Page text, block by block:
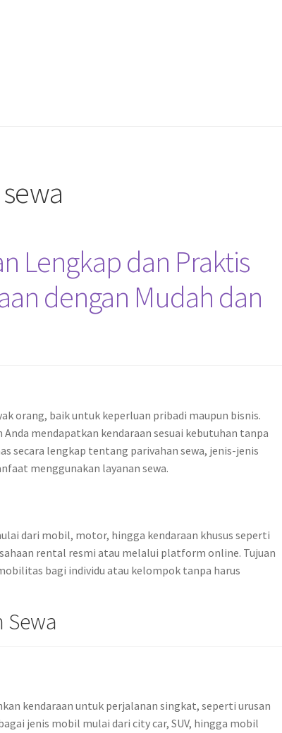
Lengkap dan Praktis
dengan Mudah dan
orang, baik untuk keperluan pribadi maupun bisnis.
mendapatkan kendaraan sesuai kebutuhan tanpa
secara lengkap tentang parivahan sewa, jenis-jenis
menggunakan layanan sewa.
dari mobil, motor, hingga kendaraan khusus seperti
rental resmi atau melalui platform online. Tujuan
bagi individu atau kelompok tanpa harus
Sewa
kendaraan untuk perjalanan singkat, seperti urusan
jenis mobil mulai dari city car, SUV, hingga mobil